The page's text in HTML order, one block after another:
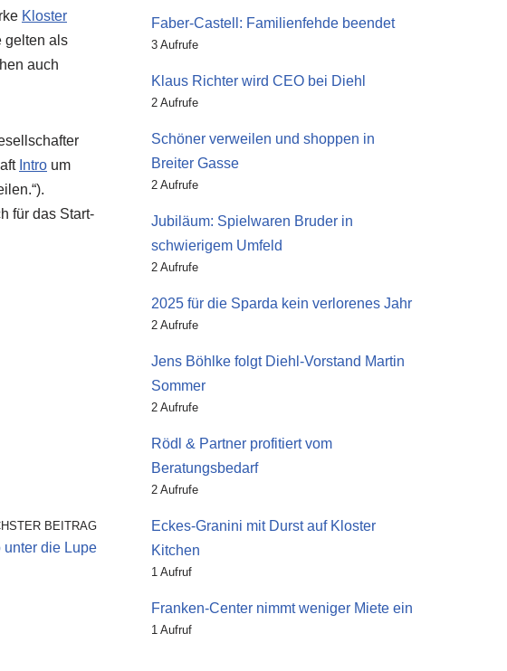
Kloster
gelten als
auch
Intro um
für das Start-
BEITRAG
unter die Lupe
Faber-Castell: Familienfehde beendet
3 Aufrufe
Klaus Richter wird CEO bei Diehl
2 Aufrufe
Schöner verweilen und shoppen in
Breiter Gasse
2 Aufrufe
Jubiläum: Spielwaren Bruder in
schwierigem Umfeld
2 Aufrufe
2025 für die Sparda kein verlorenes Jahr
2 Aufrufe
Jens Böhlke folgt Diehl-Vorstand Martin
Sommer
2 Aufrufe
Rödl & Partner profitiert vom
Beratungsbedarf
2 Aufrufe
Eckes-Granini mit Durst auf Kloster
Kitchen
1 Aufruf
Franken-Center nimmt weniger Miete ein
1 Aufruf